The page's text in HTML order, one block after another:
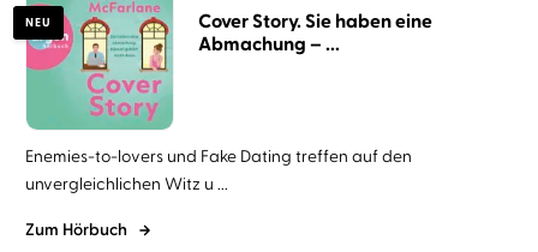
NEU
Cover Story. Sie haben eine
Abmachung – ...
Enemies-to-lovers und Fake Dating treffen auf den
unvergleichlichen Witz u ...
Zum Hörbuch